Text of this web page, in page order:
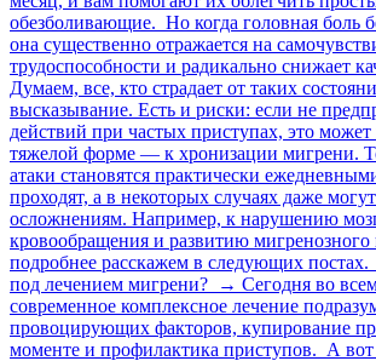
обезболивающие. Но когда головная боль
она существенно отражается на
трудоспособности и радикально снижает
Думаем, все, кто страдает от таких
высказывание. Есть и риски: если не
действий при частых приступах, это может
тяжелой форме — к хронизации мигрени.
атаки становятся практически
проходят, а в некоторых случаях даже
осложнениям. Например, к нарушению
кровообращения и развитию мигренозного
подробнее расскажем в следующих
под лечением мигрени? → Сегодня во
современное комплексное лечение
провоцирующих факторов, купирование
моменте и профилактика приступов. А вот